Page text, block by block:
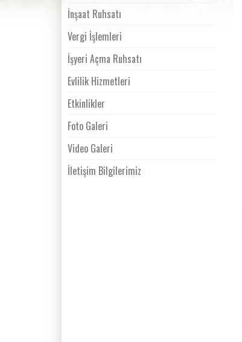
İnşaat Ruhsatı
Vergi İşlemleri
İşyeri Açma Ruhsatı
Evlilik Hizmetleri
Etkinlikler
Foto Galeri
Video Galeri
İletişim Bilgilerimiz